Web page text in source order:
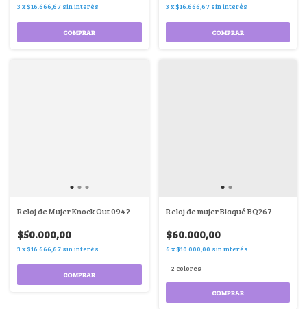
3 x$16.666,67 sin interés
COMPRAR
3 x$16.666,67 sin interés
COMPRAR
Reloj de Mujer Knock Out 0942
$50.000,00
3 x$16.666,67 sin interés
COMPRAR
Reloj de mujer Blaqué BQ267
$60.000,00
6 x$10.000,00 sin interés
2 colores
COMPRAR